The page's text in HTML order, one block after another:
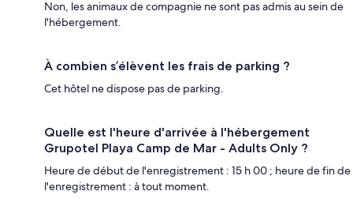
Non, les animaux de compagnie ne sont pas admis au sein de
l'hébergement.
À combien s’élèvent les frais de parking ?
Cet hôtel ne dispose pas de parking.
Quelle est l'heure d'arrivée à l'hébergement
Grupotel Playa Camp de Mar - Adults Only ?
Heure de début de l'enregistrement : 15 h 00 ; heure de fin de
l'enregistrement : à tout moment.